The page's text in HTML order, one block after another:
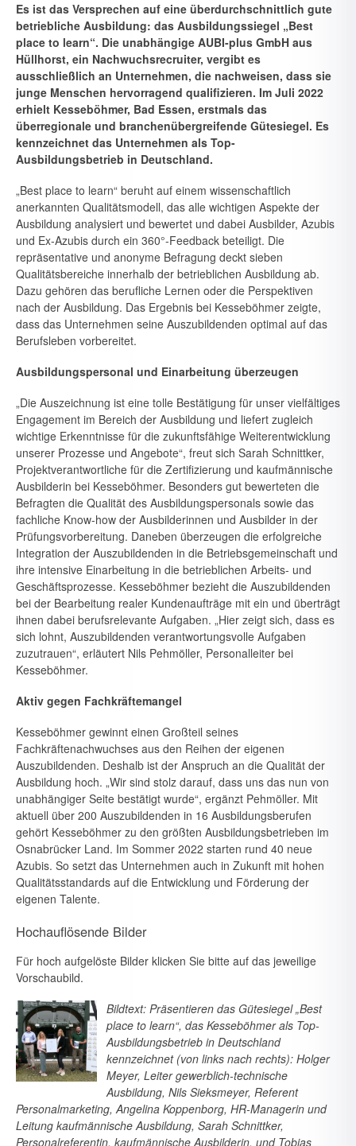
Es ist das Versprechen auf eine überdurchschnittlich gute
betriebliche Ausbildung: das Ausbildungssiegel „Best
place to learn“. Die unabhän­gige AUBI-plus GmbH aus
Hüllhorst, ein Nachwuchsrecruiter, vergibt es
ausschließlich an Unternehmen, die nachweisen, dass sie
junge Men­schen hervorragend qualifizieren. Im Juli 2022
erhielt Kesseböhmer, Bad Essen, erstmals das
überregionale und branchenübergreifende Gü­tesiegel. Es
kennzeichnet das Unternehmen als Top-
Ausbildungsbe­trieb in Deutschland.
„Best place to learn“ beruht auf einem wissenschaftlich
anerkannten Qualitätsmodell, das alle wichtigen Aspekte der
Ausbildung analysiert und bewertet und dabei Ausbilder, Azubis
und Ex-Azubis durch ein 360°-Feedback beteiligt. Die
repräsentative und anonyme Befragung deckt sieben
Qualitätsbereiche innerhalb der betrieblichen Ausbildung ab.
Dazu gehören das berufliche Lernen oder die Perspektiven
nach der Ausbildung. Das Ergebnis bei Kesseböhmer zeigte,
dass das Unterneh­men seine Auszubildenden optimal auf das
Berufsleben vorbereitet.
Ausbildungspersonal und Einarbeitung überzeugen
„Die Auszeichnung ist eine tolle Bestätigung für unser vielfältiges
Enga­gement im Bereich der Ausbildung und liefert zugleich
wichtige Erkennt­nisse für die zukunftsfähige Weiterentwicklung
unserer Prozesse und Angebote“, freut sich Sarah Schnittker,
Projektverantwortliche für die Zertifizierung und kaufmännische
Ausbilderin bei Kesseböhmer. Beson­ders gut bewerteten die
Befragten die Qualität des Ausbildungsperso­nals sowie das
fachliche Know-how der Ausbilderinnen und Ausbilder in der
Prüfungsvorbereitung. Daneben überzeugen die erfolgreiche
In­tegration der Auszubildenden in die Betriebsgemeinschaft und
ihre in­tensive Einarbeitung in die betrieblichen Arbeits- und
Geschäftspro­zesse. Kesseböhmer bezieht die Auszubildenden
bei der Bearbeitung re­aler Kundenaufträge mit ein und überträgt
ihnen dabei berufsrelevante Aufgaben. „Hier zeigt sich, dass es
sich lohnt, Auszubildenden verant­wortungsvolle Aufgaben
zuzutrauen“, erläutert Nils Pehmöller, Perso­nalleiter bei
Kesseböhmer.
Aktiv gegen Fachkräftemangel
Kesseböhmer gewinnt einen Großteil seines
Fachkräftenachwuchses aus den Reihen der eigenen
Auszubildenden. Deshalb ist der Anspruch an die Qualität der
Ausbildung hoch. „Wir sind stolz darauf, dass uns das nun von
unabhängiger Seite bestätigt wurde“, ergänzt Pehmöller. Mit
aktuell über 200 Auszubildenden in 16 Ausbildungsberufen
gehört Kesseböhmer zu den größten Ausbildungsbetrieben im
Osnabrücker Land. Im Sommer 2022 starten rund 40 neue
Azubis. So setzt das Unter­nehmen auch in Zukunft mit hohen
Qualitätsstandards auf die Entwick­lung und Förderung der
eigenen Talente.
Hochauflösende Bilder
Für hoch aufgelöste Bilder klicken Sie bitte auf das jeweilige
Vorschaubild.
Bildtext: Präsentieren das Gütesiegel „Best
place to learn“, das Kesseböhmer als Top-
Ausbildungsbetrieb in Deutschland
kennzeichnet (von links nach rechts): Holger
Meyer, Leiter gewerblich-technische
Ausbildung, Nils Sieksmeyer, Referent
Personalmarketing, Angelina Koppenborg, HR-Managerin und
Leitung kaufmännische Ausbildung, Sarah Schnittker,
Personalreferentin, kaufmännische Ausbilderin, und Tobias